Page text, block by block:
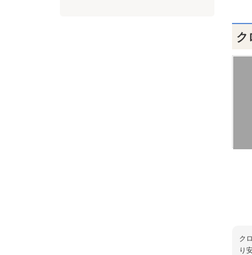
ク
ク
り